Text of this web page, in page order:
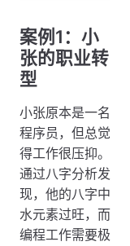
案例1：小
张的职业转
型
小张原本是一名
程序员，但总觉
得工作很压抑。
通过八字分析发
现，他的八字中
水元素过旺，而
编程工作需要极